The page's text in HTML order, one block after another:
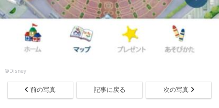
©Disney
前の写真 記事に戻る 次の写真